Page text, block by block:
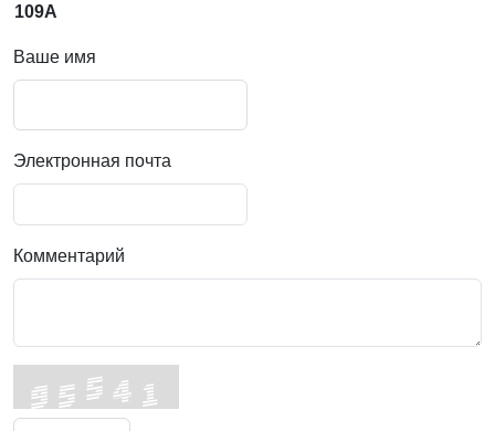
109A
Ваше имя
Электронная почта
Комментарий